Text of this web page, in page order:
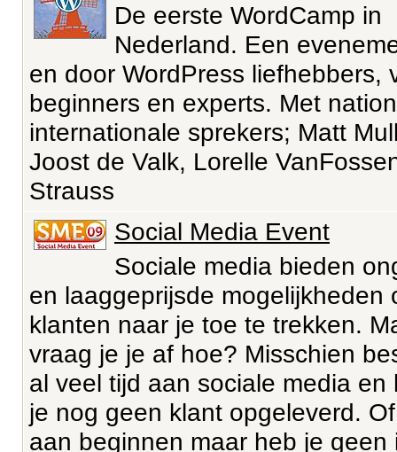
De eerste WordCamp in
Nederland. Een
en door WordPress liefhebbers,
beginners en experts. Met
internationale sprekers; Matt
Joost de Valk, Lorelle
Strauss
Social Media Event
Sociale media bieden
en laaggeprijsde mogelijkheden
klanten naar je toe te trekken.
vraag je je af hoe? Misschien
al veel tijd aan sociale media en
je nog geen klant opgeleverd.
aan beginnen maar heb je geen